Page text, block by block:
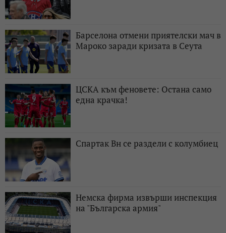
Барселона отмени приятелски мач в
Мароко заради кризата в Сеута
ЦСКА към феновете: Остана само
една крачка!
Спартак Вн се раздели с колумбиец
Немска фирма извърши инспекция
на "Българска армия"